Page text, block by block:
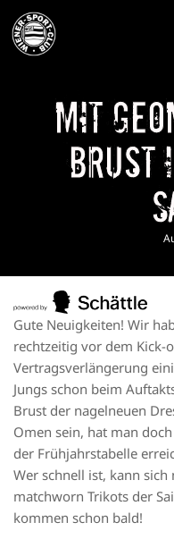
Mit
Brust
Gute Neuigkeiten! Wir
rechtzeitig vor dem Kick-
Vertragsverlängerung
Jungs schon beim
Brust der nagelneuen
Omen sein, hat man
der Frühjahrstabelle
Wer schnell ist, kann
matchworn Trikots der
kommen schon bald!